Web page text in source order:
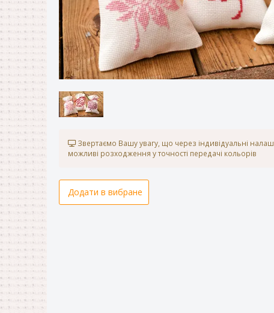
Звертаємо Вашу увагу, що через індивідуальні
можливі розходження у точності передачі кольорів
Додати в вибране